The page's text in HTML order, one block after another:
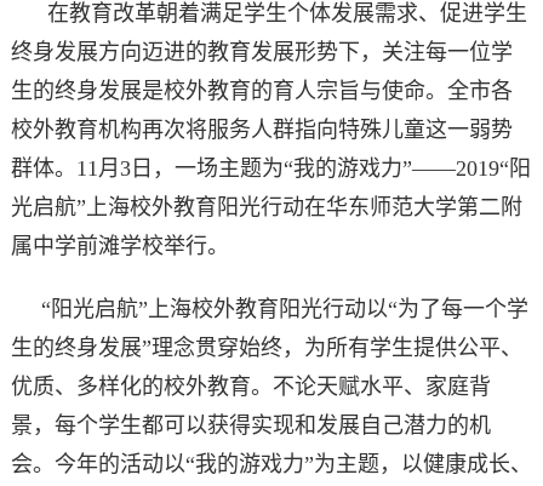
在教育改革朝着满足学生个体发展需求、促进学生
终身发展方向迈进的教育发展形势下，关注每一位学
生的终身发展是校外教育的育人宗旨与使命。全市各
校外教育机构再次将服务人群指向特殊儿童这一弱势
群体。11月3日，一场主题为“我的游戏力”——2019“阳
光启航”上海校外教育阳光行动在华东师范大学第二附
属中学前滩学校举行。
“阳光启航”上海校外教育阳光行动以“为了每一个学
生的终身发展”理念贯穿始终，为所有学生提供公平、
优质、多样化的校外教育。不论天赋水平、家庭背
景，每个学生都可以获得实现和发展自己潜力的机
会。今年的活动以“我的游戏力”为主题，以健康成长、